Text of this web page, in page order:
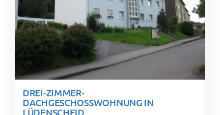
DREI-ZIMMER-
DACHGESCHOSSWOHNUNG IN
LÜDENSCHEID